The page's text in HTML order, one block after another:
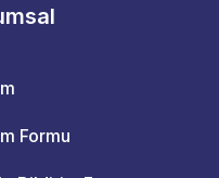
Formu